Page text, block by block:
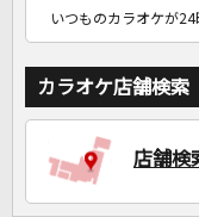
いつものカラオケが
カラオケ店舗検索
店舗検